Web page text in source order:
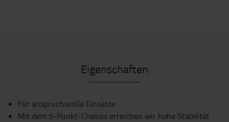
Eigenschaften
Für anspruchsvolle Einsätze
Mit dem 5-Punkt-Chassis erreichen wir hohe Stabilität